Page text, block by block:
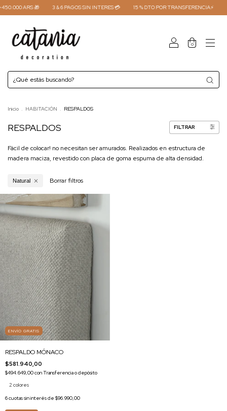
ARS 🎁 3 & 6 PAGOS SIN INTERES 💳 15 % DTO POR TRANSFERENCIA⚡
0
Inicio . HABITACIÓN . RESPALDOS
RESPALDOS FILTRAR
Fácil de colocar! no necesitan ser amurados. Realizados en estructura de
madera maciza, revestido con placa de goma espuma de alta densidad.
Natural Borrar filtros
ENVÍO GRATIS
RESPALDO MÓNACO
$581.940,00
$494.649,00conTransferencia o depósito
2 colores
6cuotas sin interés de $96.990,00